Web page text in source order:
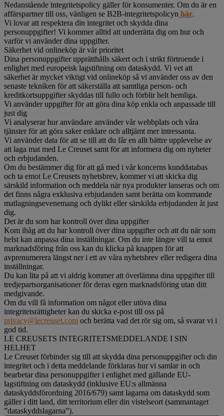
Nedanstående integritetspolicy gäller för konsumenter. Om du är en
affärspartner till oss, vänligen se B2B-integritetspolicyn här.
Vi lovar att respektera din integritet och skydda dina
personuppgifter! Vi kommer alltid att underrätta dig om hur och
varför vi använder dina uppgifter.
Säkerhet vid onlineköp är vår prioritet
Dina personuppgifter upprätthålls säkert och i strikt förtroende i
enlighet med europeisk lagstiftning om dataskydd. Vi vet att
säkerhet är mycket viktigt vid onlineköp så vi använder oss av den
senaste tekniken för att säkerställa att samtliga person- och
kreditkortsuppgifter skyddas till fullo och förblir helt hemliga.
Vi använder uppgifter för att göra dina köp enkla och anpassade till
just dig
Vi analyserar hur användare använder vår webbplats och våra
tjänster för att göra saker enklare och alltjämt mer intressanta.
Vi använder data för att se till att du får en allt bättre upplevelse av
att laga mat med Le Creuset samt för att informera dig om nyheter
och erbjudanden.
Om du bestämmer dig för att gå med i vår koncerns kunddatabas
och ta emot Le Creusets nyhetsbrev, kommer vi att skicka dig
särskild information och meddela när nya produkter lanseras och om
det finns några exklusiva erbjudanden samt berätta om kommande
matlagningsevenemang och dylikt eller särskilda erbjudanden åt just
dig.
Det är du som har kontroll över dina uppgifter
Kom ihåg att du har kontroll över dina uppgifter och att du när som
helst kan anpassa dina inställningar. Om du inte längre vill ta emot
marknadsföring från oss kan du klicka på knappen för att
avprenumerera längst ner i ett av våra nyhetsbrev eller redigera dina
inställningar.
Du kan lita på att vi aldrig kommer att överlämna dina uppgifter till
tredjepartsorganisationer för deras egen marknadsföring utan ditt
medgivande.
Om du vill få information om något eller utöva dina
integritetsrättigheter kan du skicka e-post till oss på
privacy@lecreuset.com och berätta vad det rör sig om, så svarar vi i
god tid.
LE CREUSETS INTEGRITETSMEDDELANDE I SIN
HELHET
Le Creuset förbinder sig till att skydda dina personuppgifter och din
integritet och i detta meddelande förklaras hur vi samlar in och
bearbetar dina personuppgifter i enlighet med gällande EU-
lagstiftning om dataskydd (inklusive EU:s allmänna
dataskyddsförordning 2016/679) samt lagarna om dataskydd som
gäller i ditt land, ditt territorium eller din vistelseort (sammantaget
”dataskyddslagarna”).